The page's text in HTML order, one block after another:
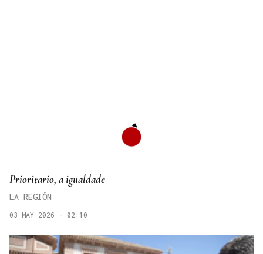
Prioritario, a igualdade
LA REGIÓN
03 MAY 2026 - 02:10